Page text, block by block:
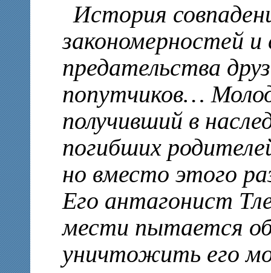
История
закономерностей
предательства
попутчиков…
получивший в
погибших
но вместо этого
Его антагонист
мести пытается
уничтожить его